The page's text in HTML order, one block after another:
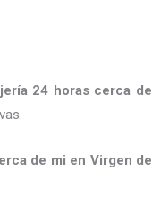
24 horas cerca de
de mi en Virgen de